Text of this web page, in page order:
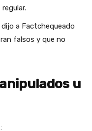
a Factchequeado
falsos y que no
u